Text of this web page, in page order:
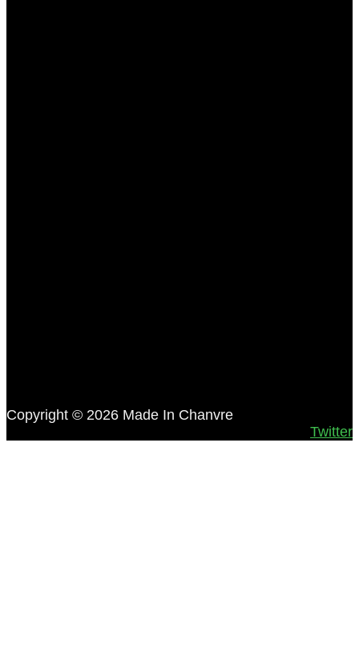
Copyright © 2026 Made In Chanvre
Twitter